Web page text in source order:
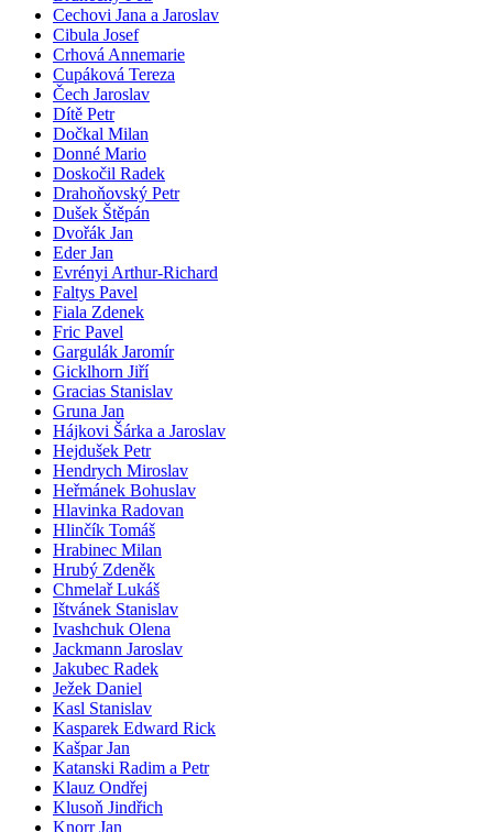
Cechovi Jana a Jaroslav
Cibula Josef
Crhová Annemarie
Cupáková Tereza
Čech Jaroslav
Dítě Petr
Dočkal Milan
Donné Mario
Doskočil Radek
Drahoňovský Petr
Dušek Štěpán
Dvořák Jan
Eder Jan
Evrényi Arthur-Richard
Faltys Pavel
Fiala Zdenek
Fric Pavel
Gargulák Jaromír
Gicklhorn Jiří
Gracias Stanislav
Gruna Jan
Hájkovi Šárka a Jaroslav
Hejdušek Petr
Hendrych Miroslav
Heřmánek Bohuslav
Hlavinka Radovan
Hlinčík Tomáš
Hrabinec Milan
Hrubý Zdeněk
Chmelař Lukáš
Ištvánek Stanislav
Ivashchuk Olena
Jackmann Jaroslav
Jakubec Radek
Ježek Daniel
Kasl Stanislav
Kasparek Edward Rick
Kašpar Jan
Katanski Radim a Petr
Klauz Ondřej
Klusoň Jindřich
Knorr Jan